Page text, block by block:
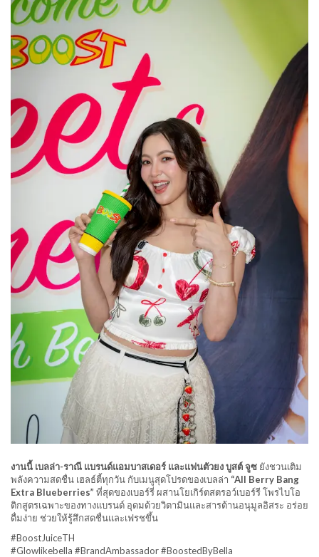
งานนี้ เบลล่า-ราณี แบรนด์แอมบาสเดอร์ และแฟนตัวยง บูสต์ จูซ ยังชวนเติม
พลังความสดชื่น เฮลธ์ตี้ทุกวัน กับเมนูสุดโปรดของเบลล่า “All Berry Bang
Extra Blueberries” ที่สุดของเบอร์รี่ ผสานโยเกิร์ตสตรอว์เบอร์รี โพรไบโอ
ติกสูตรเฉพาะของทางแบรนด์ อุดมด้วยวิตามินและสารต้านอนุมูลอิสระ อร่อย
ดื่มง่าย ช่วยให้รู้สึกสดชื่นและเฟรชขึ้น
#BoostJuiceTH
#Glowlikebella #BrandAmbassador #BoostedByBella